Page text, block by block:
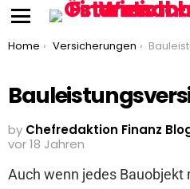
You are here:
Home Versicherungen
by Chefredaktion Finanz
vor 18 Jahren
Auch wenn jedes